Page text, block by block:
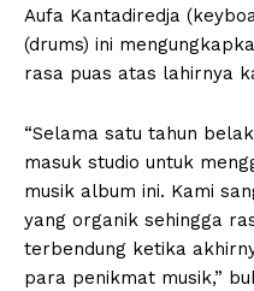
Aufa Kantadiredja
(drums) ini
rasa puas atas lahirnya
“Selama satu tahun
masuk studio untuk
musik album ini. Kami
yang organik sehingga
terbendung ketika
para penikmat musik,”